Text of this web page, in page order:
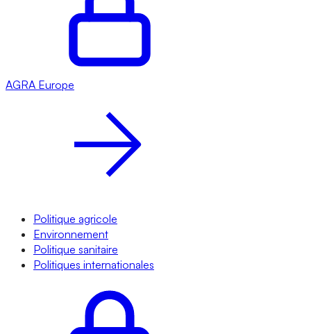
AGRA Europe
Politique agricole
Environnement
Politique sanitaire
Politiques internationales